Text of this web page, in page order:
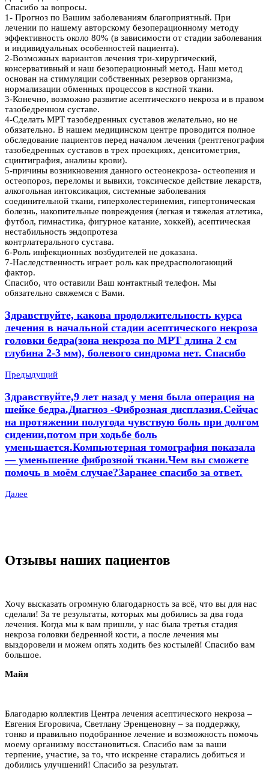
Спасибо за вопросы.
1- Прогноз по Вашим заболеваниям благоприятный. При
лечении по нашему авторскому безоперационному методу
эффективность около 80% (в зависимости от стадии заболевания
и индивидуальных особенностей пациента).
2-Возможных вариантов лечения три-хирургический,
консервативный и наш безоперационный метод. Наш метод
основан на стимуляции собственных резервов организма,
нормализации обменных процессов в костной ткани.
3-Конечно, возможно развитие асептического некроза и в правом
тазобедренном суставе.
4-Сделать МРТ тазобедренных суставов желательно, но не
обязательно. В нашем медицинском центре проводится полное
обследование пациентов перед началом лечения (рентгенография
тазобедренных суставов в трех проекциях, денситометрия,
сцинтиграфия, анализы крови).
5-причины возникновения данного остеонекроза- остеопения и
остеопороз, переломы и вывихи, токсическое действие лекарств,
алкогольная интоксикация, системные заболевания
соединительной ткани, гиперхолестеринемия, гипертоническая
болезнь, накопительные повреждения (легкая и тяжелая атлетика,
футбол, гимнастика, фигурное катание, хоккей), асептическая
нестабильность эндопротеза
контрлатерального сустава.
6-Роль инфекционных возбудителей не доказана.
7-Наследственность играет роль как предраспологающий
фактор.
Спасибо, что оставили Ваш контактный телефон. Мы
обязательно свяжемся с Вами.
Здравствуйте, какова продолжительность курса
лечения в начальной стадии асептического некроза
головки бедра(зона некроза по МРТ длина 2 см
глубина 2-3 мм), болевого синдрома нет. Спасибо
Предыдущий
Здравствуйте,9 лет назад у меня была операция на
шейке бедра.Диагноз -Фиброзная дисплазия.Сейчас
на протяжении полугода чувствую боль при долгом
сидении,потом при ходьбе боль
уменьшается.Компьютерная томография показала
— уменьшение фиброзной ткани.Чем вы сможете
помочь в моём случае?Заранее спасибо за ответ.
Далее
Отзывы наших пациентов
Хочу высказать огромную благодарность за всё, что вы для нас
сделали! За те результаты, которых мы добились за два года
лечения. Когда мы к вам пришли, у нас была третья стадия
некроза головки бедренной кости, а после лечения мы
выздоровели и можем опять ходить без костылей! Спасибо вам
большое.
Майя
Благодарю коллектив Центра лечения асептического некроза –
Евгения Егоровича, Светлану Эренценовну – за поддержку,
тонко и правильно подобранное лечение и возможность помочь
моему организму восстановиться. Спасибо вам за ваши
терпение, участие, за то, что искренне старались добиться и
добились улучшений! Спасибо за результат.